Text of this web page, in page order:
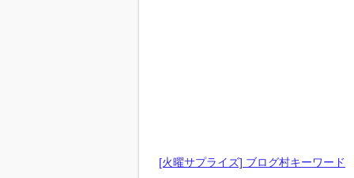
[火曜サプライズ] ブログ村キーワード